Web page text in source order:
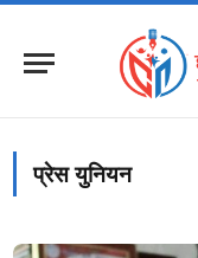
प्रेस युनियन